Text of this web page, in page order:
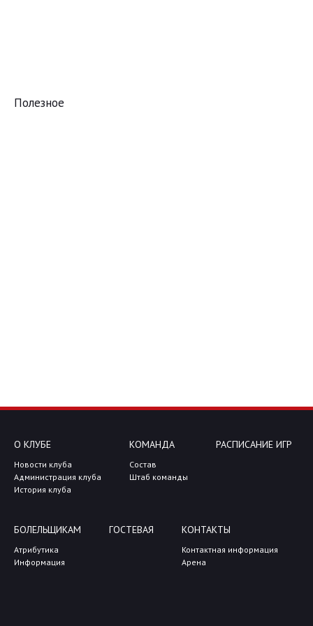
Полезное
О КЛУБЕ
Новости клуба
Администрация клуба
История клуба
КОМАНДА
Состав
Штаб команды
РАСПИСАНИЕ ИГР
БОЛЕЛЬЩИКАМ
Атрибутика
Информация
ГОСТЕВАЯ КОНТАКТЫ
Контактная информация
Арена